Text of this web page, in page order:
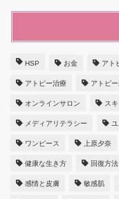
HSP お金 アト
アトピー治療 アトピ
オンラインサロン ス
メディアリテラシー
ワンピース 上原夕奈
健康な生き方 回復方法
感情と皮膚 敏感肌